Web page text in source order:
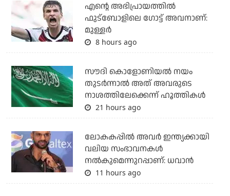
എന്റെ അഭിപ്രായത്തില്‍
ഫുട്‌ബോളിലെ ഗോട്ട് അവനാണ്:
മുള്ളര്‍
8 hours ago
സൗദി കൊളോണിയല്‍ നയം
തുടര്‍ന്നാല്‍ അത് അവരുടെ
നാശത്തിലേക്കെന്ന് ഹൂത്തികള്‍
21 hours ago
ലോകകപ്പിൽ അവര്‍ ഇന്ത്യക്കായി
വലിയ സംഭാവനകള്‍
നല്‍കുമെന്നുറപ്പാണ്: ധവാന്‍
11 hours ago